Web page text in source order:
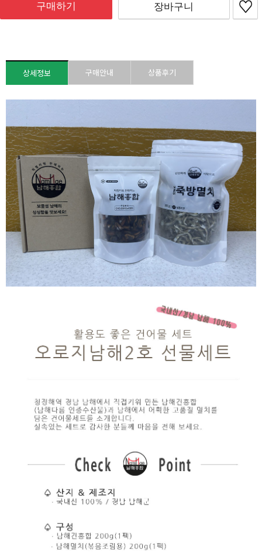
구매하기 장바구니
상세정보 구매안내 상품후기